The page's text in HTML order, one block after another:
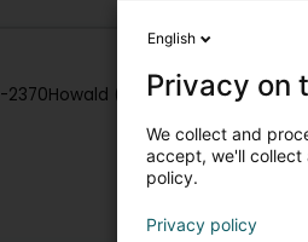
2370Howald (Houwald)
English
Privacy on
We collect and
accept, we'll collect
policy.
Privacy policy